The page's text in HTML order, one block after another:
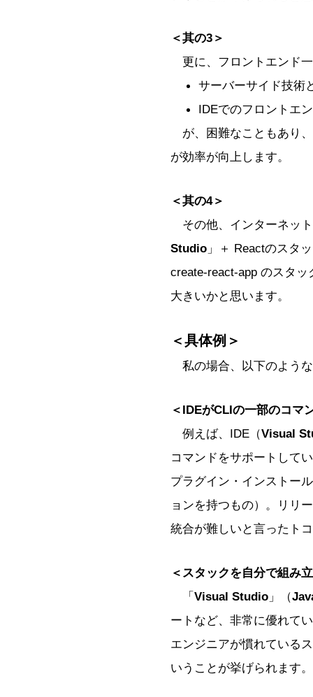
＜其の3＞
更に、フロントエンド
サーバーサイド技術
IDEでのフロントエ
が、困難なこともあり
が効率が向上します。
＜其の4＞
その他、インターネッ
Studio 」＋ Reactのスタ
create-react-app のスタ
大きいかと思います。
＜具体例＞
私の場合、以下のよう
＜IDEがCLIの一部のコマ
例えば、IDE（Visual
コマンドをサポートして
プラグイン・インストー
ョンを持つもの）。リリ
統合が難しいと言ったト
＜スタックを自分で組み
「 Visual Studio 」（
ートなど、非常に優れて
エンジニアが慣れている
いうことが挙げられます。